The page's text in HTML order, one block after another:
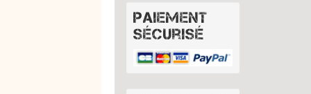
Paiement
sécurisé